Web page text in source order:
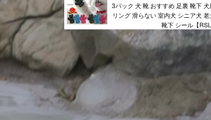
3パック 犬 靴 おすすめ 足裏 靴下
リング 滑らない 室内犬 シニア犬
靴下 シール【RSL